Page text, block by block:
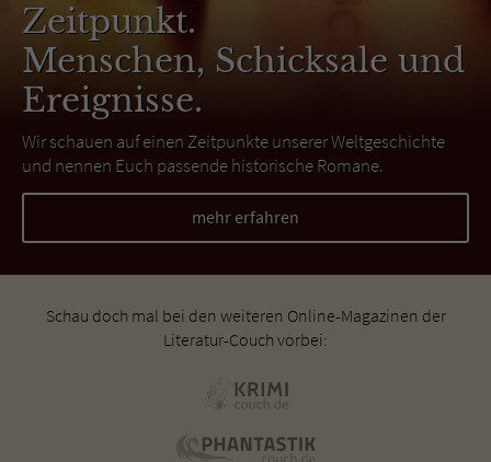
Zeitpunkt.
Menschen, Schicksale und
Ereignisse.
Wir schauen auf einen Zeitpunkte unserer Weltgeschichte
und nennen Euch passende historische Romane.
mehr erfahren
Schau doch mal bei den weiteren Online-Magazinen der
Literatur-Couch vorbei: